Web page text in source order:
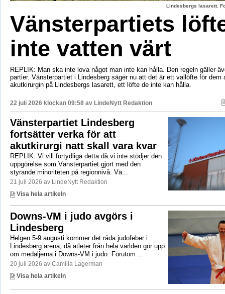
Lindesbergs lasarett.
Vänsterpartiets
inte vatten värt
REPLIK: Man ska inte lova något man inte kan hålla. Den regeln gäller
partier. Vänsterpartiet i Lindesberg säger nu att det är ett vallöfte för dem
akutkirurgin på Lindesbergs lasarett, ett löfte de inte kan hålla.
22 juli 2026 klockan 09:58 av LindeNytt Redaktion
Vänsterpartiet Lindesberg
fortsätter verka för att
akutkirurgi natt skall vara kvar
REPLIK: Vi vill förtydliga detta då vi inte stödjer den
uppgörelse som Vänsterpartiet gjort med den
styrande minoriteten på regionnivå. Vä...
21 juli 2026 av LindeNytt Redaktion
Visa hela artikeln
Downs-VM i judo avgörs i
Lindesberg
Helgen 5-9 augusti kommer det råda judofeber i
Lindesberg arena, då atleter från hela världen gör upp
om medaljerna i Downs-VM i judo. Förutom ...
20 juli 2026 av Camilla Lagerman
Visa hela artikeln